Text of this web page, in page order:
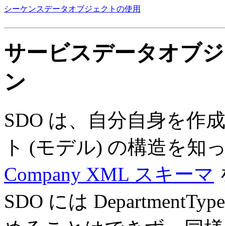
シーケンスデータオブジェクトの使用
サービスデータオブ
ン
SDO は、自分自身を作
ト (モデル) の構造を知
Company XML スキーマ
SDO には